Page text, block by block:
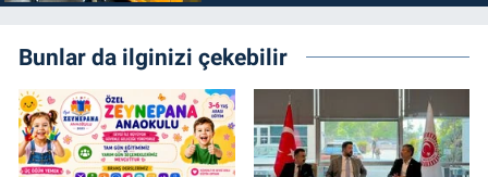
Bunlar da ilginizi çekebilir